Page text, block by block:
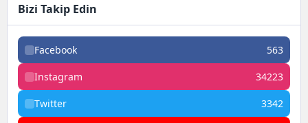
Bizi Takip Edin
Facebook 563
Instagram 34223
Twitter 3342